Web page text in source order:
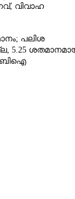
വിവാഹ
പലിശ
5.25
Share this link